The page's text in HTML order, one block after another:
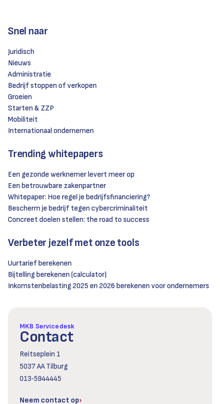
Snel naar
Juridisch
Nieuws
Administratie
Bedrijf stoppen of verkopen
Groeien
Starten & ZZP
Mobiliteit
Internationaal ondernemen
Trending whitepapers
Een gezonde werknemer levert meer op
Een betrouwbare zakenpartner
Whitepaper: Hoe regel je bedrijfsfinanciering?
Bescherm je bedrijf tegen cybercriminaliteit
Concreet doelen stellen: the road to success
Verbeter jezelf met onze tools
Uurtarief berekenen
Bijtelling berekenen (calculator)
Inkomstenbelasting 2025 en 2026 berekenen voor ondernemers
MKB Servicedesk
Contact
Reitseplein 1
5037 AA Tilburg
013‑5944445
Neem contact op